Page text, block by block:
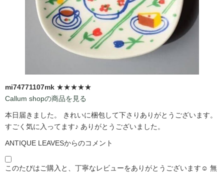
mi74771107mk ★★★★★
Callum shopの商品を見る
本日届きました。 きれいに梱包して下さりありがとうございます。
すごく気に入ってます♪ ありがとうございました。
ANTIQUE LEAVESからのコメント
このたびはご購入と、丁寧なレビューをありがとうございます☺️ 無